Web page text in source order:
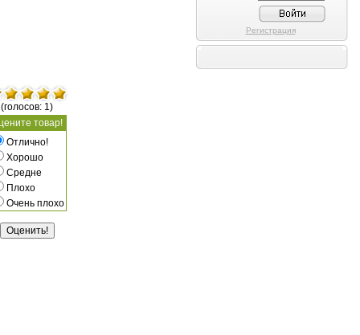
(голосов: 1)
товар!
Отлично!
Хорошо
Средне
Плохо
Очень плохо
Регистрация